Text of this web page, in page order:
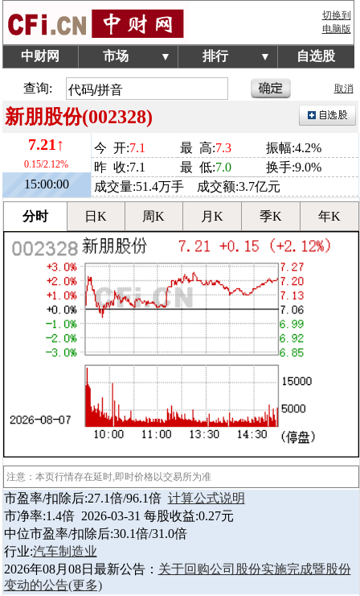
切换到
电脑版
中财网 市场 ▼ 排行 ▼ 自选股
查询: 取消
新朋股份(002328)
7.21↑
0.15/2.12%
15:00:00
今 开:7.1 最 高:7.3
振幅:4.2%
昨 收:7.1
最 低:7.0
换手:9.0%
成交量:51.4万手 成交额:3.7亿元
分时 日K 周K 月K 季K 年K
注意：本页行情存在延时,即时价格以交易所为准
市盈率/扣除后:27.1倍/96.1倍 计算公式说明
市净率:1.4倍 2026-03-31 每股收益:0.27元
中位市盈率/扣除后:30.1倍/31.0倍
行业:汽车制造业
2026年08月08日最新公告： 关于回购公司股份实施完成暨股份
变动的公告(更多)